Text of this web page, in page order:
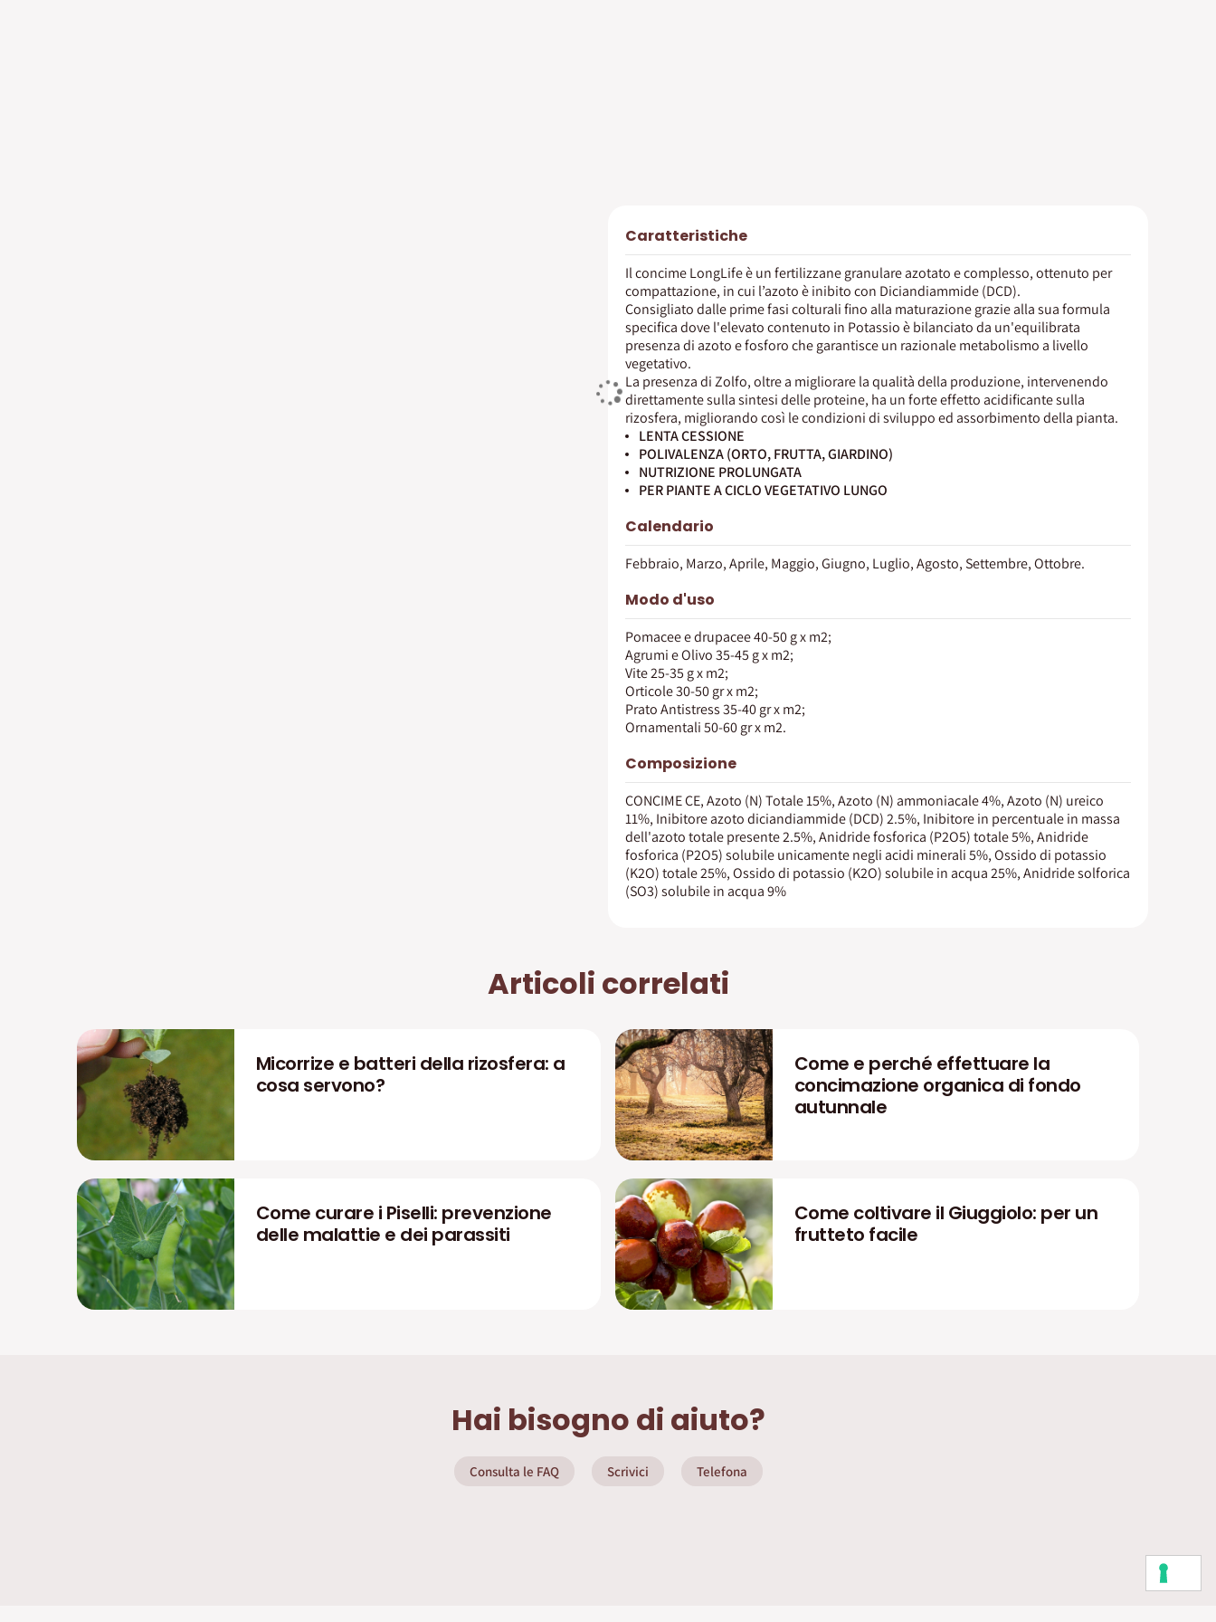
Caratteristiche
Il concime LongLife è un fertilizzane granulare azotato e complesso, ottenuto per
compattazione, in cui l’azoto è inibito con Diciandiammide (DCD).
Consigliato dalle prime fasi colturali fino alla maturazione grazie alla sua formula
specifica dove l'elevato contenuto in Potassio è bilanciato da un'equilibrata
presenza di azoto e fosforo che garantisce un razionale metabolismo a livello
vegetativo.
La presenza di Zolfo, oltre a migliorare la qualità della produzione, intervenendo
direttamente sulla sintesi delle proteine, ha un forte effetto acidificante sulla
rizosfera, migliorando così le condizioni di sviluppo ed assorbimento della pianta.
LENTA CESSIONE
POLIVALENZA (ORTO, FRUTTA, GIARDINO)
NUTRIZIONE PROLUNGATA
PER PIANTE A CICLO VEGETATIVO LUNGO
Calendario
Febbraio, Marzo, Aprile, Maggio, Giugno, Luglio, Agosto, Settembre, Ottobre.
Modo d'uso
Pomacee e drupacee 40-50 g x m2;
Agrumi e Olivo 35-45 g x m2;
Vite 25-35 g x m2;
Orticole 30-50 gr x m2;
Prato Antistress 35-40 gr x m2;
Ornamentali 50-60 gr x m2.
Composizione
CONCIME CE, Azoto (N) Totale 15%, Azoto (N) ammoniacale 4%, Azoto (N) ureico
11%, Inibitore azoto diciandiammide (DCD) 2.5%, Inibitore in percentuale in massa
dell'azoto totale presente 2.5%, Anidride fosforica (P2O5) totale 5%, Anidride
fosforica (P2O5) solubile unicamente negli acidi minerali 5%, Ossido di potassio
(K2O) totale 25%, Ossido di potassio (K2O) solubile in acqua 25%, Anidride solforica
(SO3) solubile in acqua 9%
Articoli correlati
Micorrize e batteri della rizosfera: a
cosa servono?
Come e perché effettuare la
concimazione organica di fondo
autunnale
Come curare i Piselli: prevenzione
delle malattie e dei parassiti
Come coltivare il Giuggiolo: per un
frutteto facile
Hai bisogno di aiuto?
Consulta le FAQ Scrivici Telefona